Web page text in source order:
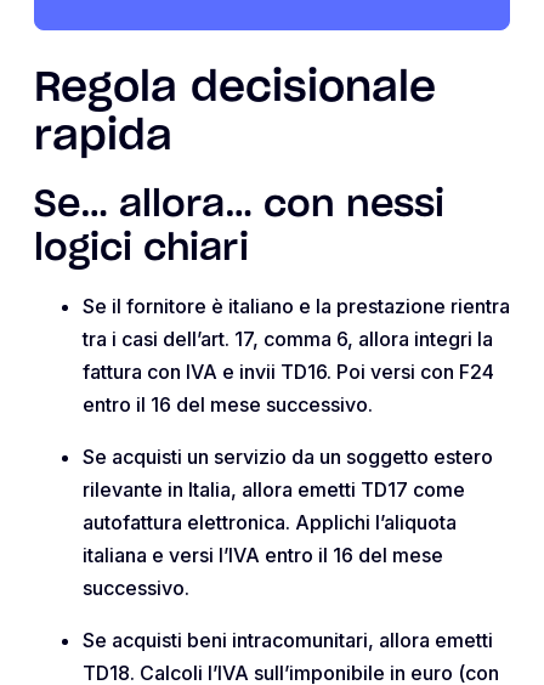
Regola decisionale
rapida
Se… allora… con nessi
logici chiari
Se il fornitore è italiano e la prestazione rientra
tra i casi dell’art. 17, comma 6, allora integri la
fattura con IVA e invii TD16. Poi versi con F24
entro il 16 del mese successivo.
Se acquisti un servizio da un soggetto estero
rilevante in Italia, allora emetti TD17 come
autofattura elettronica. Applichi l’aliquota
italiana e versi l’IVA entro il 16 del mese
successivo.
Se acquisti beni intracomunitari, allora emetti
TD18. Calcoli l’IVA sull’imponibile in euro (con